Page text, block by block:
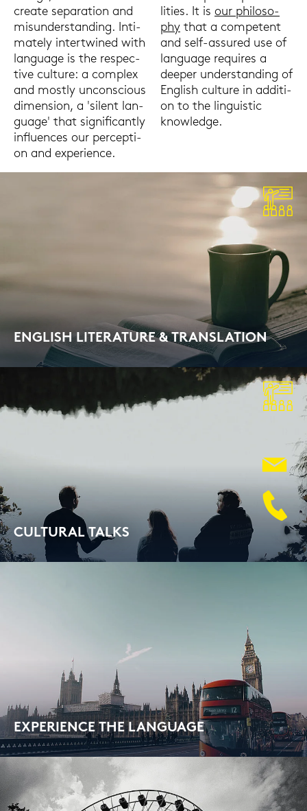
crea­te se­pa­ra­ti­on and
misun­derstan­ding. In­ti­
ma­te­ly in­tert­wi­ned with
lan­guage is the re­spec­
ti­ve cul­tu­re: a com­plex
and most­ly un­con­sci­ous
di­men­si­on, a 'si­lent lan­
guage' that si­gni­fi­cant­ly
in­flu­en­ces our per­cep­ti­
on and ex­pe­ri­ence.
li­ties. It is our phi­lo­so­
phy that a com­pe­tent
and self-​assured use of
lan­guage re­qui­res a
deeper un­der­stan­ding of
Eng­lish cul­tu­re in ad­di­ti­
on to the lin­gu­i­stic
know­ledge.
ENG­LISH LI­TE­RA­TU­RE & TRANS­LA­TI­ON
On-​site cour­se
CUL­TU­RAL TALKS
On-​site offer
EX­PE­RI­ENCE THE LAN­GUAGE
Im­mersi­ve ex­pe­ri­ence in Lon­don